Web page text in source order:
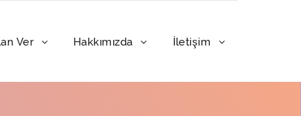
Ver Hakkımızda İletişim